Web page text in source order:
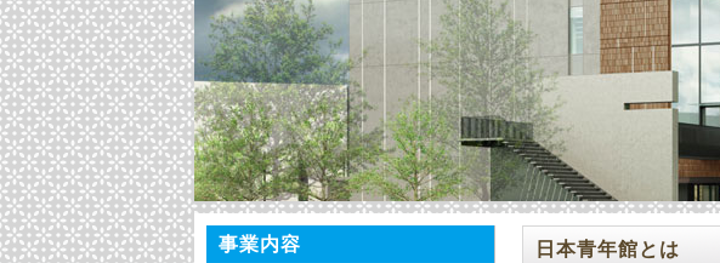
日本青年館とは
事業内容